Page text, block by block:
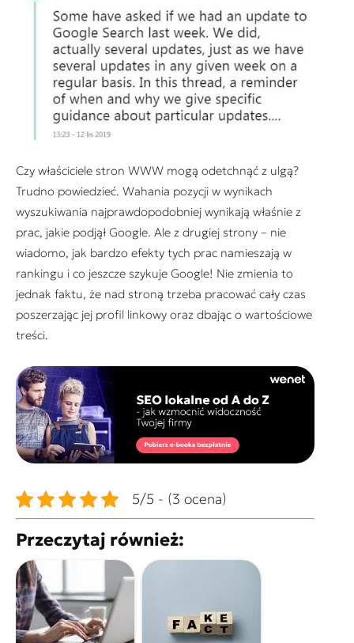
Czy właściciele stron WWW mogą odetchnąć z ulgą?
Trudno powiedzieć. Wahania pozycji w wynikach
wyszukiwania najprawdopodobniej wynikają właśnie z
prac, jakie podjął Google. Ale z drugiej strony – nie
wiadomo, jak bardzo efekty tych prac namieszają w
rankingu i co jeszcze szykuje Google! Nie zmienia to
jednak faktu, że nad stroną trzeba pracować cały czas
poszerzając jej profil linkowy oraz dbając o wartościowe
treści.
5/5 - (3 ocena)
Przeczytaj również: